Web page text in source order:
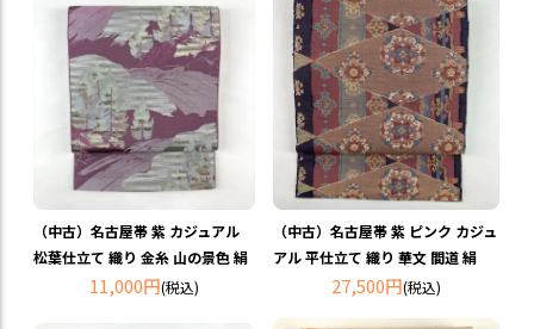
（中古）名古屋帯 紫 カジュアル
松葉仕立て 織り 金糸 山の景色 絹
11,000円(税込)
（中古）名古屋帯 紫 ピンク カジュ
アル 平仕立て 織り 華文 間道 絹
27,500円(税込)